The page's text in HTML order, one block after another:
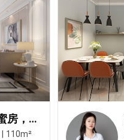
最有爱的闺蜜房，110㎡豪华大一居让我们亲密无间
110m²